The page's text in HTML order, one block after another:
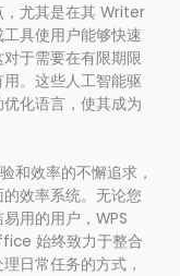
尤其是在其 Writer
具使用户能够快速
于需要在有限期限
。这些人工智能驱
化语言，使其成为
和效率的不懈追求，
效率系统。无论您
用的用户，WPS
始终致力于整合
日常任务的方式，